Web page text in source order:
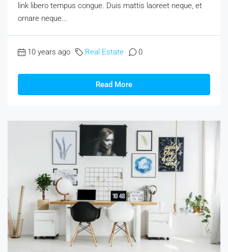
link libero tempus congue. Duis mattis laoreet neque, et
ornare neque...
10 years ago Real Estate 0
Read More